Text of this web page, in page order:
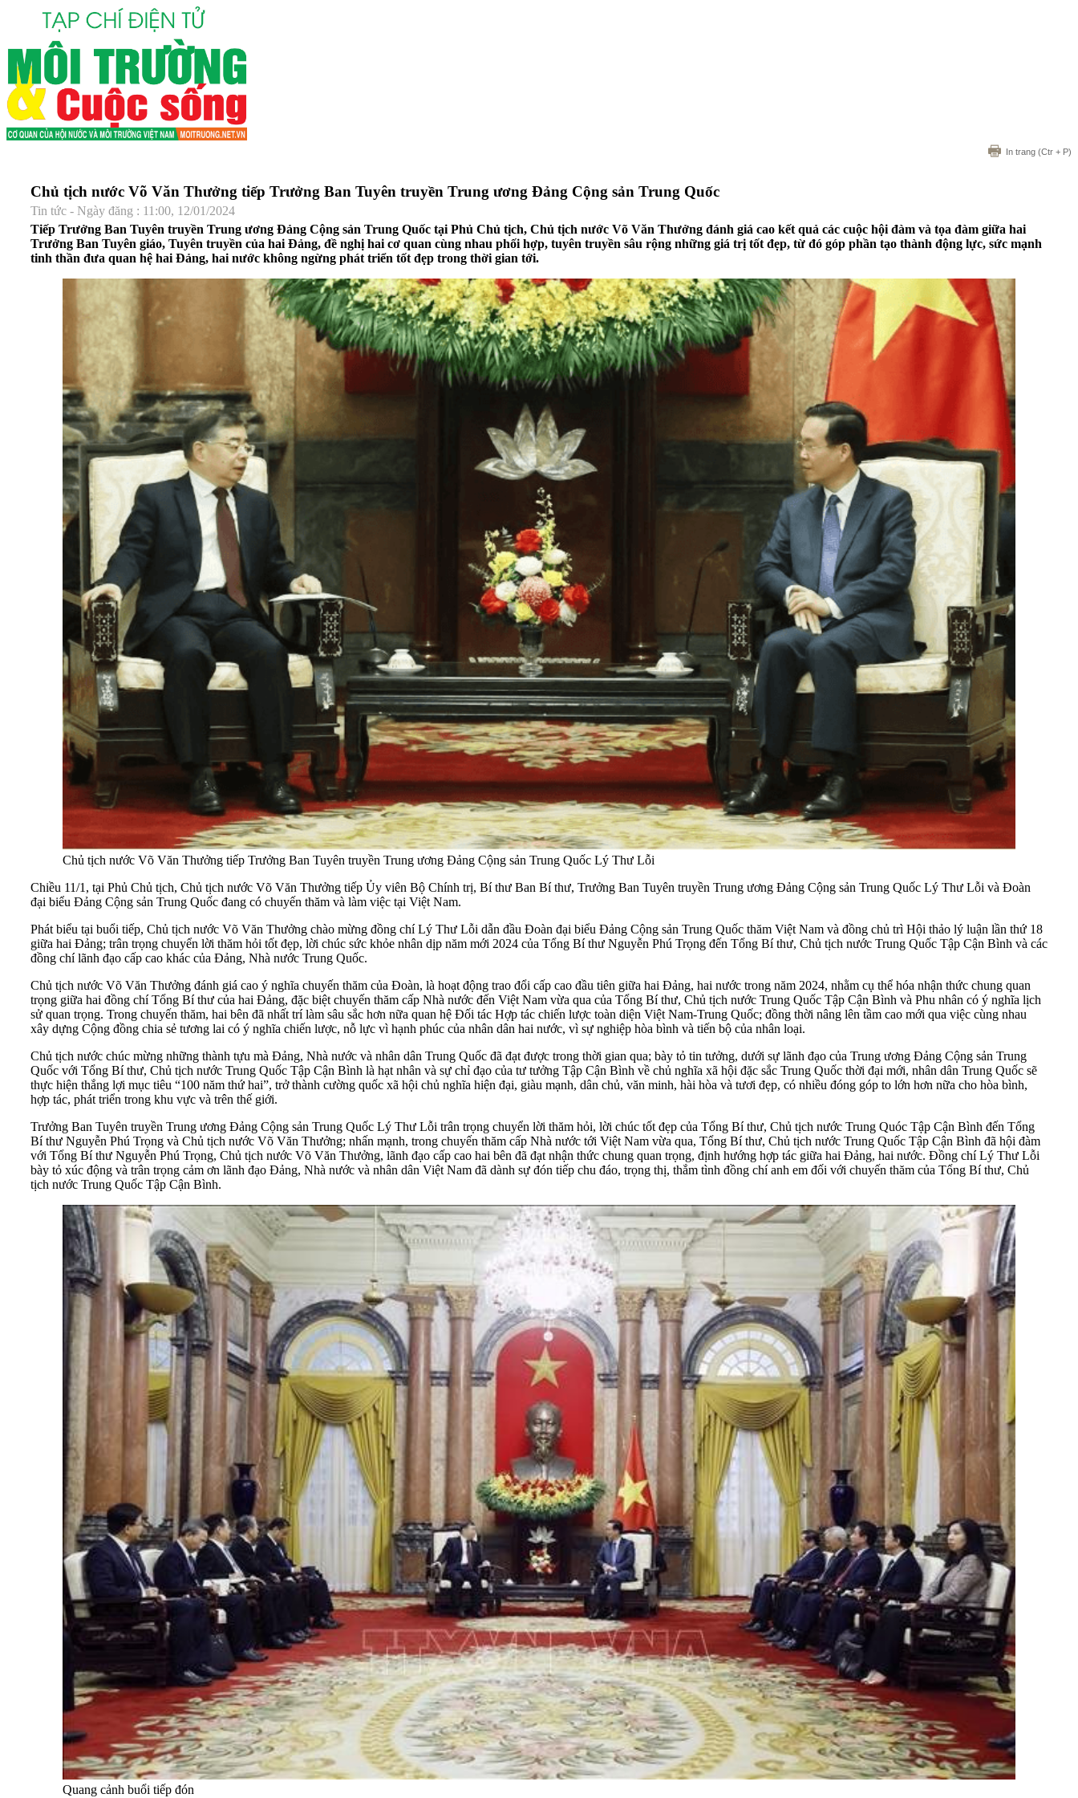
In trang (Ctr + P)
Chủ tịch nước Võ Văn Thưởng tiếp Trưởng Ban Tuyên truyền Trung ương Đảng Cộng sản Trung Quốc
Tin tức - Ngày đăng : 11:00, 12/01/2024
Tiếp Trưởng Ban Tuyên truyền Trung ương Đảng Cộng sản Trung Quốc tại Phủ Chủ tịch, Chủ tịch nước Võ Văn Thưởng đánh giá cao kết quả các cuộc hội đàm và tọa đàm giữa hai
Trưởng Ban Tuyên giáo, Tuyên truyền của hai Đảng, đề nghị hai cơ quan cùng nhau phối hợp, tuyên truyền sâu rộng những giá trị tốt đẹp, từ đó góp phần tạo thành động lực, sức mạnh
tinh thần đưa quan hệ hai Đảng, hai nước không ngừng phát triển tốt đẹp trong thời gian tới.
Chủ tịch nước Võ Văn Thưởng tiếp Trưởng Ban Tuyên truyền Trung ương Đảng Cộng sản Trung Quốc Lý Thư Lỗi
Chiều 11/1, tại Phủ Chủ tịch, Chủ tịch nước Võ Văn Thưởng tiếp Ủy viên Bộ Chính trị, Bí thư Ban Bí thư, Trưởng Ban Tuyên truyền Trung ương Đảng Cộng sản Trung Quốc Lý Thư Lỗi và Đoàn
đại biểu Đảng Cộng sản Trung Quốc đang có chuyến thăm và làm việc tại Việt Nam.
Phát biểu tại buổi tiếp, Chủ tịch nước Võ Văn Thưởng chào mừng đồng chí Lý Thư Lỗi dẫn đầu Đoàn đại biểu Đảng Cộng sản Trung Quốc thăm Việt Nam và đồng chủ trì Hội thảo lý luận lần thứ 18
giữa hai Đảng; trân trọng chuyển lời thăm hỏi tốt đẹp, lời chúc sức khỏe nhân dịp năm mới 2024 của Tổng Bí thư Nguyễn Phú Trọng đến Tổng Bí thư, Chủ tịch nước Trung Quốc Tập Cận Bình và các
đồng chí lãnh đạo cấp cao khác của Đảng, Nhà nước Trung Quốc.
Chủ tịch nước Võ Văn Thưởng đánh giá cao ý nghĩa chuyến thăm của Đoàn, là hoạt động trao đổi cấp cao đầu tiên giữa hai Đảng, hai nước trong năm 2024, nhằm cụ thể hóa nhận thức chung quan
trọng giữa hai đồng chí Tổng Bí thư của hai Đảng, đặc biệt chuyến thăm cấp Nhà nước đến Việt Nam vừa qua của Tổng Bí thư, Chủ tịch nước Trung Quốc Tập Cận Bình và Phu nhân có ý nghĩa lịch
sử quan trọng. Trong chuyến thăm, hai bên đã nhất trí làm sâu sắc hơn nữa quan hệ Đối tác Hợp tác chiến lược toàn diện Việt Nam-Trung Quốc; đồng thời nâng lên tầm cao mới qua việc cùng nhau
xây dựng Cộng đồng chia sẻ tương lai có ý nghĩa chiến lược, nỗ lực vì hạnh phúc của nhân dân hai nước, vì sự nghiệp hòa bình và tiến bộ của nhân loại.
Chủ tịch nước chúc mừng những thành tựu mà Đảng, Nhà nước và nhân dân Trung Quốc đã đạt được trong thời gian qua; bày tỏ tin tưởng, dưới sự lãnh đạo của Trung ương Đảng Cộng sản Trung
Quốc với Tổng Bí thư, Chủ tịch nước Trung Quốc Tập Cận Bình là hạt nhân và sự chỉ đạo của tư tưởng Tập Cận Bình về chủ nghĩa xã hội đặc sắc Trung Quốc thời đại mới, nhân dân Trung Quốc sẽ
thực hiện thắng lợi mục tiêu “100 năm thứ hai”, trở thành cường quốc xã hội chủ nghĩa hiện đại, giàu mạnh, dân chủ, văn minh, hài hòa và tươi đẹp, có nhiều đóng góp to lớn hơn nữa cho hòa bình,
hợp tác, phát triển trong khu vực và trên thế giới.
Trưởng Ban Tuyên truyền Trung ương Đảng Cộng sản Trung Quốc Lý Thư Lỗi trân trọng chuyển lời thăm hỏi, lời chúc tốt đẹp của Tổng Bí thư, Chủ tịch nước Trung Quóc Tập Cận Bình đến Tổng
Bí thư Nguyễn Phú Trọng và Chủ tịch nước Võ Văn Thưởng; nhấn mạnh, trong chuyến thăm cấp Nhà nước tới Việt Nam vừa qua, Tổng Bí thư, Chủ tịch nước Trung Quốc Tập Cận Bình đã hội đàm
với Tổng Bí thư Nguyễn Phú Trọng, Chủ tịch nước Võ Văn Thưởng, lãnh đạo cấp cao hai bên đã đạt nhận thức chung quan trọng, định hướng hợp tác giữa hai Đảng, hai nước. Đồng chí Lý Thư Lỗi
bày tỏ xúc động và trân trọng cảm ơn lãnh đạo Đảng, Nhà nước và nhân dân Việt Nam đã dành sự đón tiếp chu đáo, trọng thị, thắm tình đồng chí anh em đối với chuyến thăm của Tổng Bí thư, Chủ
tịch nước Trung Quốc Tập Cận Bình.
Quang cảnh buổi tiếp đón